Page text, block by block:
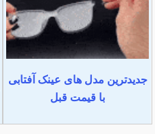
جدیدترین مدل های عینک آفتابی
با قیمت قبل